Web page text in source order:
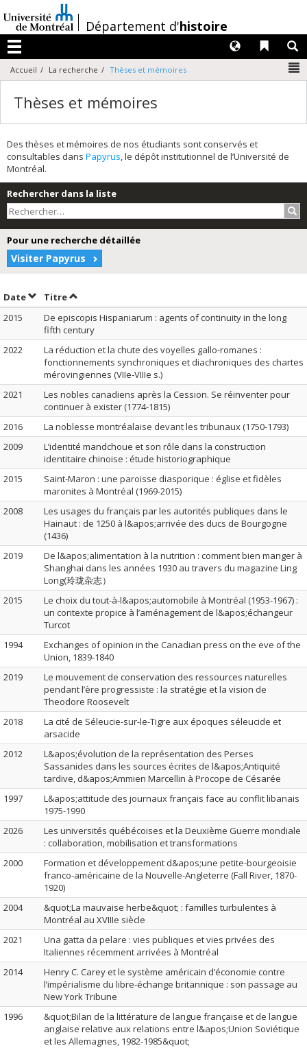
au
contenu
/Département d'histoire
Menu
Liens
Langues
Accueil La recherche Thèses et mémoires
Thèses et mémoires
Des thèses et mémoires de nos étudiants sont conservés et
consultables dans Papyrus, le dépôt institutionnel de l’Université de
Montréal.
Rechercher dans la liste
Pour une recherche détaillée
Visiter Papyrus
DateTrier par date en ordre décroissant
TitreTrier par titre en ordre décroissant
2015
De episcopis Hispaniarum : agents of continuity in the long
fifth century
2022
La réduction et la chute des voyelles gallo-romanes :
fonctionnements synchroniques et diachroniques des chartes
mérovingiennes (VIIe-VIIIe s.)
2021
Les nobles canadiens après la Cession. Se réinventer pour
continuer à exister (1774-1815)
2016
La noblesse montréalaise devant les tribunaux (1750-1793)
2009
L’identité mandchoue et son rôle dans la construction
identitaire chinoise : étude historiographique
2015
Saint-Maron : une paroisse diasporique : église et fidèles
maronites à Montréal (1969-2015)
2008
Les usages du français par les autorités publiques dans le
Hainaut : de 1250 à l&apos;arrivée des ducs de Bourgogne
(1436)
2019
De l&apos;alimentation à la nutrition : comment bien manger à
Shanghai dans les années 1930 au travers du magazine Ling
Long(玲珑杂志）
2015
Le choix du tout-à-l&apos;automobile à Montréal (1953-1967) :
un contexte propice à l’aménagement de l&apos;échangeur
Turcot
1994
Exchanges of opinion in the Canadian press on the eve of the
Union, 1839-1840
2019
Le mouvement de conservation des ressources naturelles
pendant l’ère progressiste : la stratégie et la vision de
Theodore Roosevelt
2018
La cité de Séleucie-sur-le-Tigre aux époques séleucide et
arsacide
2012
L&apos;évolution de la représentation des Perses
Sassanides dans les sources écrites de l&apos;Antiquité
tardive, d&apos;Ammien Marcellin à Procope de Césarée
1997
L&apos;attitude des journaux français face au conflit libanais
1975-1990
2026
Les universités québécoises et la Deuxième Guerre mondiale
: collaboration, mobilisation et transformations
2000
Formation et développement d&apos;une petite-bourgeoisie
franco-américaine de la Nouvelle-Angleterre (Fall River, 1870-
1920)
2004
&quot;La mauvaise herbe&quot; : familles turbulentes à
Montréal au XVIIIe siècle
2021
Una gatta da pelare : vies publiques et vies privées des
Italiennes récemment arrivées à Montréal
2014
Henry C. Carey et le système américain d’économie contre
l’impérialisme du libre-échange britannique : son passage au
New York Tribune
1996
&quot;Bilan de la littérature de langue française et de langue
anglaise relative aux relations entre l&apos;Union Soviétique
et les Allemagnes, 1982-1985&quot;